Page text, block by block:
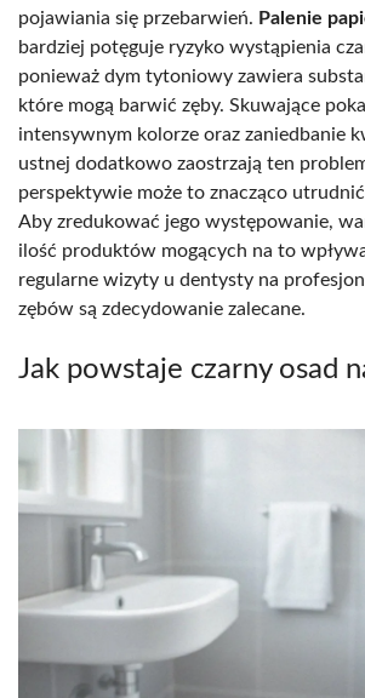
pojawiania się przebarwień. Palenie
bardziej potęguje ryzyko wystąpienia
ponieważ dym tytoniowy zawiera
które mogą barwić zęby. Skuwające
intensywnym kolorze oraz zaniedbanie
ustnej dodatkowo zaostrzają ten
perspektywie może to znacząco
Aby zredukować jego występowanie,
ilość produktów mogących na to
regularne wizyty u dentysty na
zębów są zdecydowanie zalecane.
Jak powstaje czarny osad